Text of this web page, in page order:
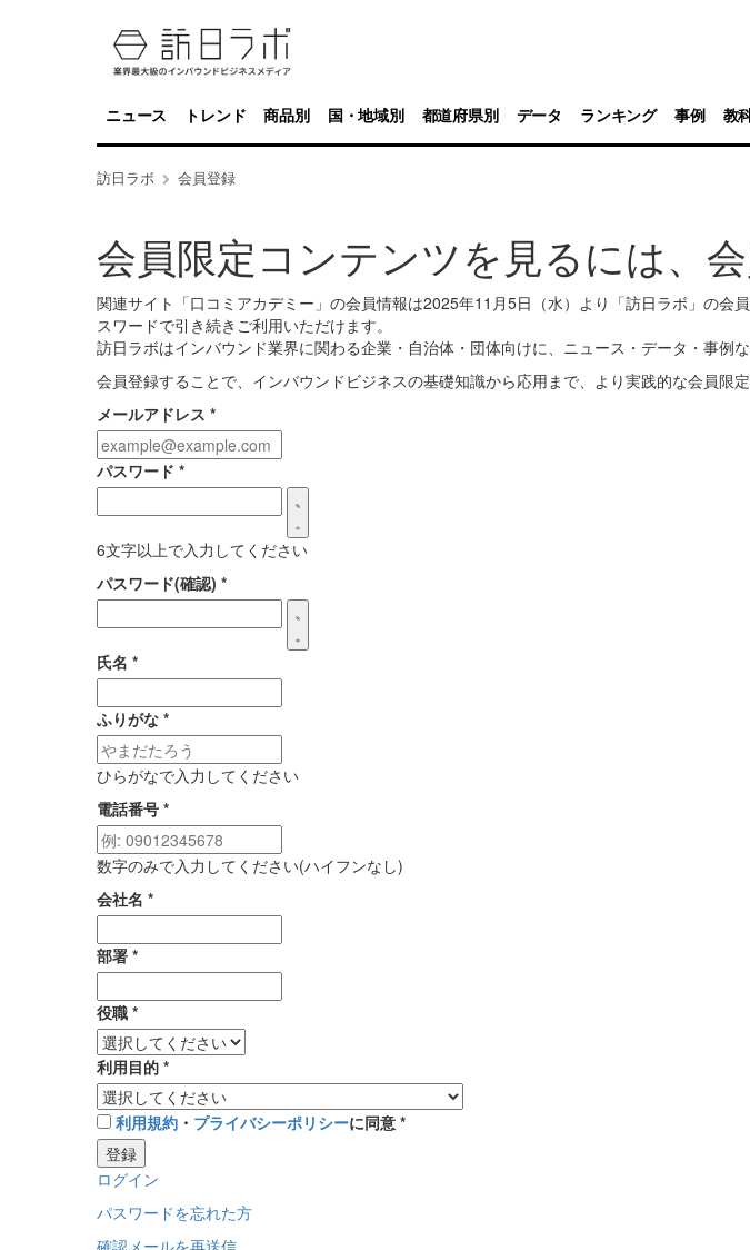
ニュース トレンド 商品別 国・地域別 都道府県別 データ ランキング 事例 教
訪日ラボ 会員登録
会員限定コンテンツを見るには、
関連サイト「口コミアカデミー」の会員情報は2025年11月5日（水）より「訪日ラボ」の
スワードで引き続きご利用いただけます。
訪日ラボはインバウンド業界に関わる企業・自治体・団体向けに、ニュース・データ・事例
会員登録することで、インバウンドビジネスの基礎知識から応用まで、より実践的な会員限
メールアドレス *
パスワード *
6文字以上で入力してください
パスワード(確認) *
氏名 *
ふりがな *
ひらがなで入力してください
電話番号 *
数字のみで入力してください(ハイフンなし)
会社名 *
部署 *
役職 *
利用目的 *
利用規約 ・ プライバシーポリシーに同意 *
登録
ログイン
パスワードを忘れた方
確認メールを再送信